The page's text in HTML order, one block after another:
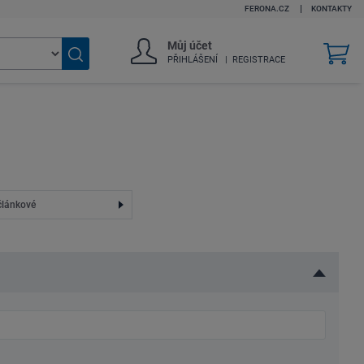
Vyhledat
Můj účet
PŘIHLÁŠENÍ REGISTRACE
v
FERONA.CZ KONTAKTY